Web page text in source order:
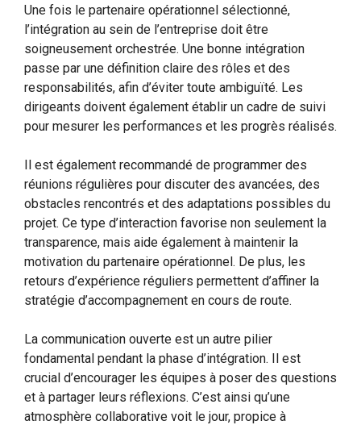
Une fois le partenaire opérationnel sélectionné,
l’intégration au sein de l’entreprise doit être
soigneusement orchestrée. Une bonne intégration
passe par une définition claire des rôles et des
responsabilités, afin d’éviter toute ambiguïté. Les
dirigeants doivent également établir un cadre de suivi
pour mesurer les performances et les progrès réalisés.
Il est également recommandé de programmer des
réunions régulières pour discuter des avancées, des
obstacles rencontrés et des adaptations possibles du
projet. Ce type d’interaction favorise non seulement la
transparence, mais aide également à maintenir la
motivation du partenaire opérationnel. De plus, les
retours d’expérience réguliers permettent d’affiner la
stratégie d’accompagnement en cours de route.
La communication ouverte est un autre pilier
fondamental pendant la phase d’intégration. Il est
crucial d’encourager les équipes à poser des questions
et à partager leurs réflexions. C’est ainsi qu’une
atmosphère collaborative voit le jour, propice à